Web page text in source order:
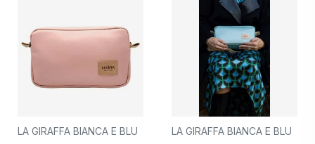
LA GIRAFFA BIANCA E BLU LA GIRAFFA BIANCA E BLU